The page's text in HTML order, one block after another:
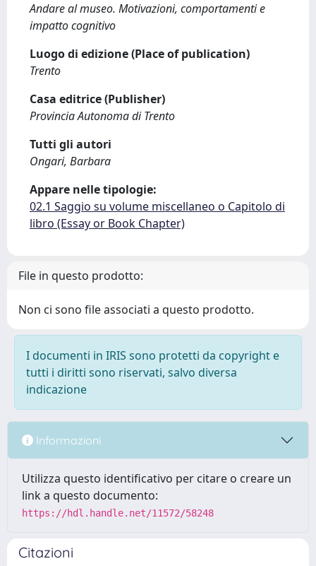
Andare al museo. Motivazioni, comportamenti e
impatto cognitivo
Luogo di edizione (Place of publication)
Trento
Casa editrice (Publisher)
Provincia Autonoma di Trento
Tutti gli autori
Ongari, Barbara
Appare nelle tipologie:
02.1 Saggio su volume miscellaneo o Capitolo di
libro (Essay or Book Chapter)
File in questo prodotto:
Non ci sono file associati a questo prodotto.
I documenti in IRIS sono protetti da copyright e
tutti i diritti sono riservati, salvo diversa
indicazione
Informazioni
Utilizza questo identificativo per citare o creare un
link a questo documento:
https://hdl.handle.net/11572/58248
Citazioni